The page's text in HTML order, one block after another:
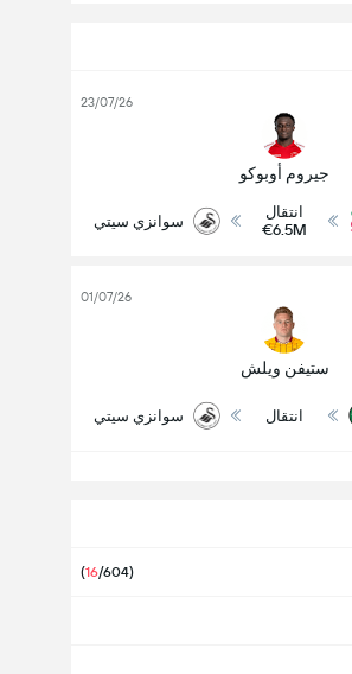
جيروم أوبوكو
23/07/26
انتقال
€6.5M
سوانزي سيتي
ستيفن ويلش
01/07/26
انتقال سوانزي سيتي
(16/604)